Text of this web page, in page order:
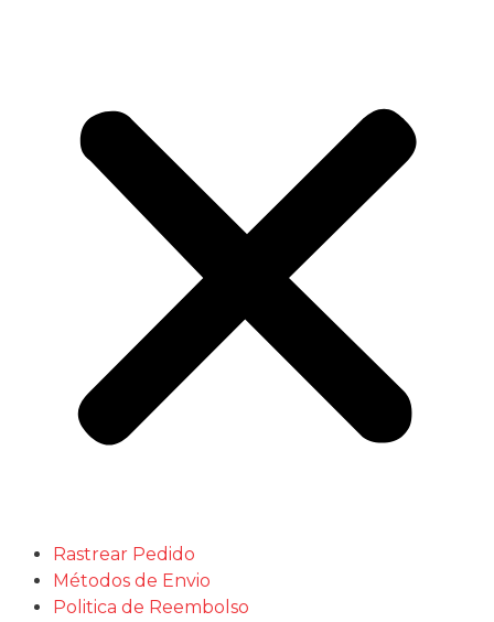
Rastrear Pedido
Métodos de Envio
Politica de Reembolso